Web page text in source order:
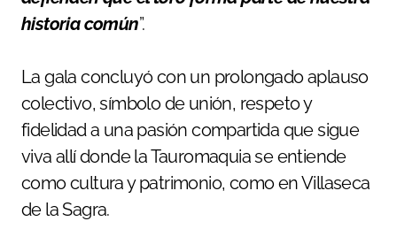
historia común”.
La gala concluyó con un prolongado aplauso
colectivo, símbolo de unión, respeto y
fidelidad a una pasión compartida que sigue
viva allí donde la Tauromaquia se entiende
como cultura y patrimonio, como en Villaseca
de la Sagra.